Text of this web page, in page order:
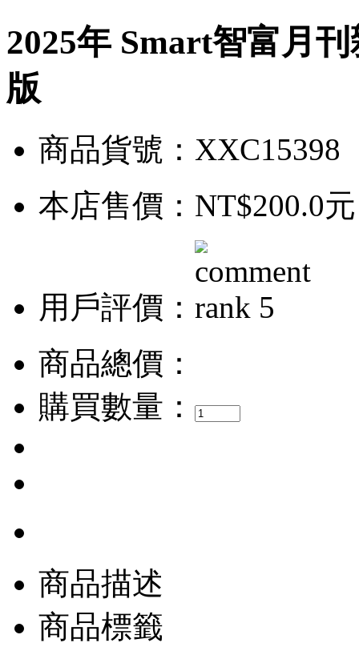
2025年 Smart智富月
版
商品貨號：XXC15398
本店售價： NT$200.0元
用戶評價：
商品總價：
購買數量：
商品描述
商品標籤